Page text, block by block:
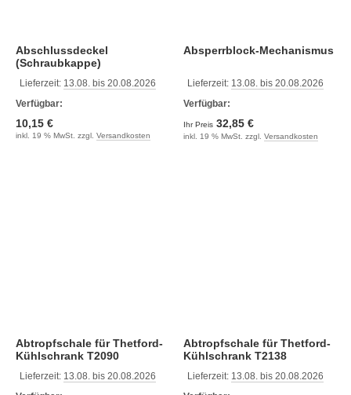
Abschlussdeckel
(Schraubkappe)
Lieferzeit: 13.08. bis 20.08.2026
Verfügbar:
10,15 €
inkl. 19 % MwSt. zzgl. Versandkosten
Absperrblock-Mechanismus
Lieferzeit: 13.08. bis 20.08.2026
Verfügbar:
Ihr Preis 32,85 €
inkl. 19 % MwSt. zzgl. Versandkosten
Abtropfschale für Thetford-
Kühlschrank T2090
Lieferzeit: 13.08. bis 20.08.2026
Abtropfschale für Thetford-
Kühlschrank T2138
Lieferzeit: 13.08. bis 20.08.2026